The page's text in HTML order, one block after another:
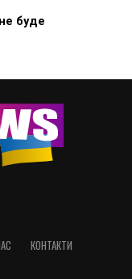
буде
КОНТАКТИ